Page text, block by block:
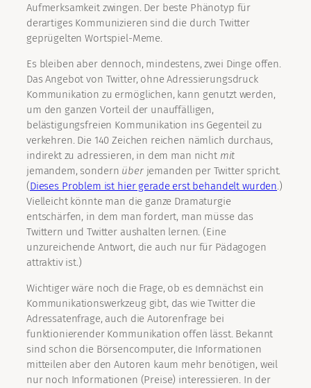
Aufmerksamkeit zwingen. Der beste Phänotyp für
derartiges Kommunizieren sind die durch Twitter
geprügelten Wortspiel-Meme.
Es bleiben aber dennoch, mindestens, zwei Dinge offen.
Das Angebot von Twitter, ohne Adressierungsdruck
Kommunikation zu ermöglichen, kann genutzt werden,
um den ganzen Vorteil der unauffälligen,
belästigungsfreien Kommunikation ins Gegenteil zu
verkehren. Die 140 Zeichen reichen nämlich durchaus,
indirekt zu adressieren, in dem man nicht mit
jemandem, sondern überjemanden per Twitter spricht.
(Dieses Problem ist hier gerade erst behandelt wurden.)
Vielleicht könnte man die ganze Dramaturgie
entschärfen, in dem man fordert, man müsse das
Twittern und Twitter aushalten lernen. (Eine
unzureichende Antwort, die auch nur für Pädagogen
attraktiv ist.)
Wichtiger wäre noch die Frage, ob es demnächst ein
Kommunikationswerkzeug gibt, das wie Twitter die
Adressatenfrage, auch die Autorenfrage bei
funktionierender Kommunikation offen lässt. Bekannt
sind schon die Börsencomputer, die Informationen
mitteilen aber den Autoren kaum mehr benötigen, weil
nur noch Informationen (Preise) interessieren. In der